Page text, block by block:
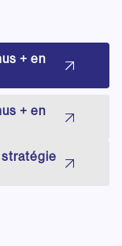
+ en
+ en
stratégie